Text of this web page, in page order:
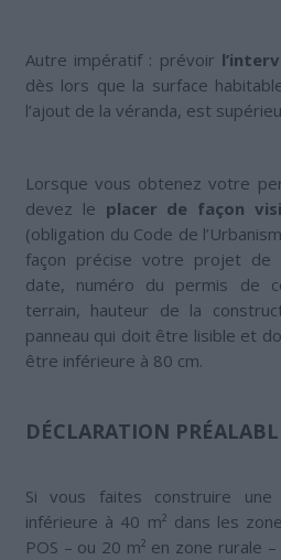
Autre impératif : prévoir
dès lors que la surface
l’ajout de la véranda, est
Lorsque vous obtenez votre
devez le placer de façon
(obligation du Code de
façon précise votre projet de
date, numéro du permis de
terrain, hauteur de la
panneau qui doit être lisible et
être inférieure à 80 cm.
DÉCLARATION
Si vous faites construire une
inférieure à 40 m² dans les
POS – ou 20 m² en zone rurale